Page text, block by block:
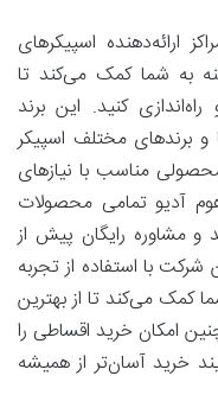
ارائه‌دهنده اسپیکرهای
به شما کمک می‌کند تا
کنید. این برند
برندهای مختلف اسپیکر
مناسب با نیازهای
آدیو تمامی محصولات
می‌کند و مشاوره رایگان پیش از
با استفاده از تجربه‌
می‌کند تا از بهترین
امکان خرید اقساطی را
خرید آسان‌تر از همیشه